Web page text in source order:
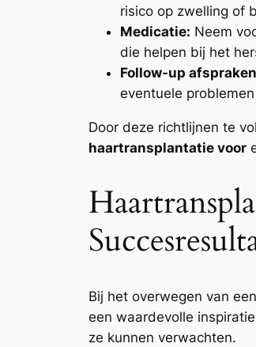
risico op zwelling of
Medicatie: Neem
die helpen bij het
Follow-up
eventuele
Door deze richtlijnen te
haartransplantatie voor
Bij het overwegen van een
een waardevolle
ze kunnen verwachten.